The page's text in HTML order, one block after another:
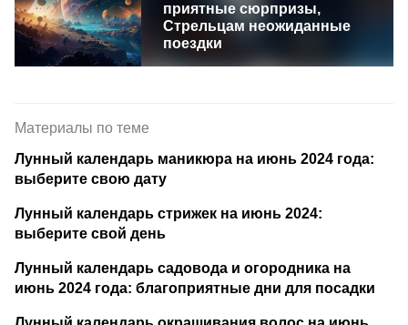
приятные сюрпризы,
Стрельцам неожиданные
поездки
Материалы по теме
Лунный календарь маникюра на июнь 2024 года:
выберите свою дату
Лунный календарь стрижек на июнь 2024:
выберите свой день
Лунный календарь садовода и огородника на
июнь 2024 года: благоприятные дни для посадки